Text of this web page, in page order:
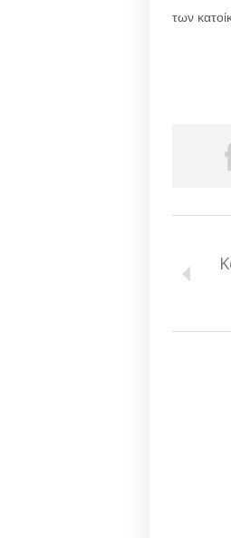
των